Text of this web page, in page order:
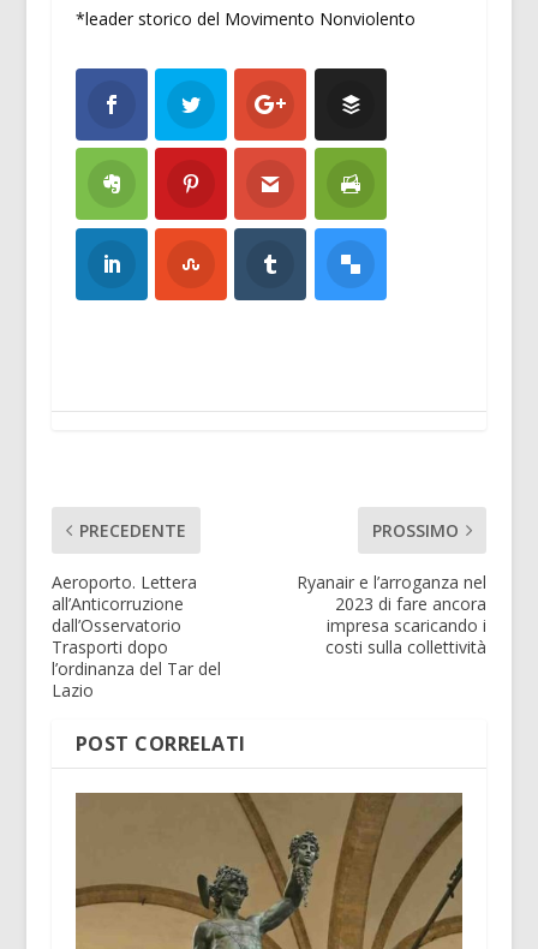
*leader storico del Movimento Nonviolento
PRECEDENTE
Aeroporto. Lettera
all’Anticorruzione
dall’Osservatorio
Trasporti dopo
l’ordinanza del Tar del
Lazio
PROSSIMO
Ryanair e l’arroganza nel
2023 di fare ancora
impresa scaricando i
costi sulla collettività
POST CORRELATI